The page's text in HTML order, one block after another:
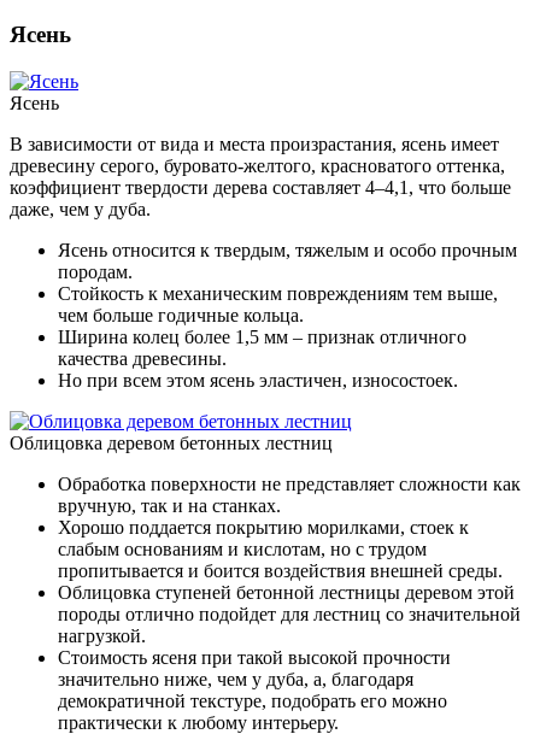
Ясень
Ясень
В зависимости от вида и места произрастания, ясень имеет
древесину серого, буровато-желтого, красноватого оттенка,
коэффициент твердости дерева составляет 4–4,1, что больше
даже, чем у дуба.
Ясень относится к твердым, тяжелым и особо прочным
породам.
Стойкость к механическим повреждениям тем выше,
чем больше годичные кольца.
Ширина колец более 1,5 мм – признак отличного
качества древесины.
Но при всем этом ясень эластичен, износостоек.
Облицовка деревом бетонных лестниц
Обработка поверхности не представляет сложности как
вручную, так и на станках.
Хорошо поддается покрытию морилками, стоек к
слабым основаниям и кислотам, но с трудом
пропитывается и боится воздействия внешней среды.
Облицовка ступеней бетонной лестницы деревом этой
породы отлично подойдет для лестниц со значительной
нагрузкой.
Стоимость ясеня при такой высокой прочности
значительно ниже, чем у дуба, а, благодаря
демократичной текстуре, подобрать его можно
практически к любому интерьеру.